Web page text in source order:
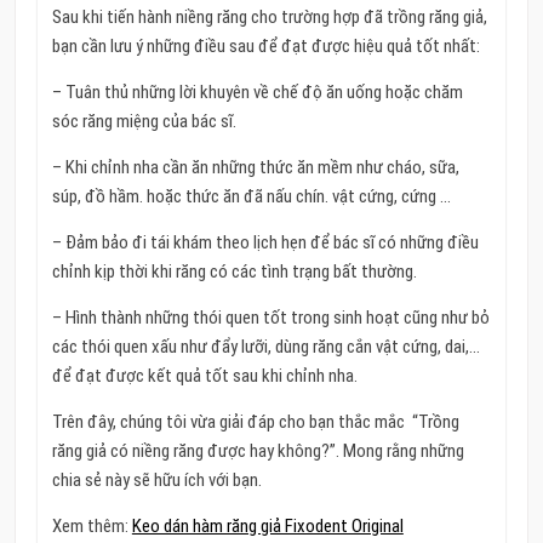
Sau khi tiến hành niềng răng cho trường hợp đã trồng răng giả,
bạn cần lưu ý những điều sau để đạt được hiệu quả tốt nhất:
– Tuân thủ những lời khuyên về chế độ ăn uống hoặc chăm
sóc răng miệng của bác sĩ.
– Khi chỉnh nha cần ăn những thức ăn mềm như cháo, sữa,
súp, đồ hầm. hoặc thức ăn đã nấu chín. vật cứng, cứng …
– Đảm bảo đi tái khám theo lịch hẹn để bác sĩ có những điều
chỉnh kịp thời khi răng có các tình trạng bất thường.
– Hình thành những thói quen tốt trong sinh hoạt cũng như bỏ
các thói quen xấu như đẩy lưỡi, dùng răng cắn vật cứng, dai,…
để đạt được kết quả tốt sau khi chỉnh nha.
Trên đây, chúng tôi vừa giải đáp cho bạn thắc mắc “Trồng
răng giả có niềng răng được hay không?”. Mong rằng những
chia sẻ này sẽ hữu ích với bạn.
Xem thêm: Keo dán hàm răng giả Fixodent Original